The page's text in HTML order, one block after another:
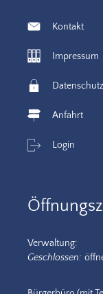
Kontakt
Impressum
Datenschutz
Anfahrt
Login
Verwaltung:
Klicken, um
Geschlossen: